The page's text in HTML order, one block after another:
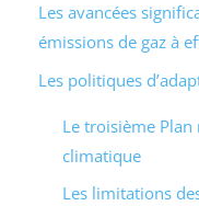
Les avancées
émissions de gaz à
Les politiques
Le troisième Plan
climatique
Les limitations